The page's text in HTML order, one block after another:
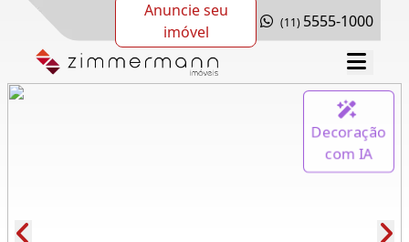
Anuncie seu
imóvel
(11) 5555-1000
Decoração
com IA